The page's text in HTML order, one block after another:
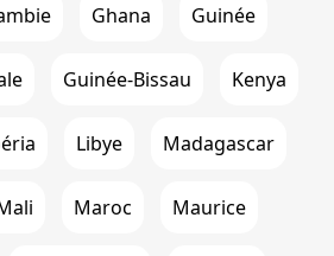
Ghana Guinée
Guinée-Bissau Kenya
Libye Madagascar
Maroc Maurice